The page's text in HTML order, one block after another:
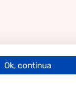
Ok, continua